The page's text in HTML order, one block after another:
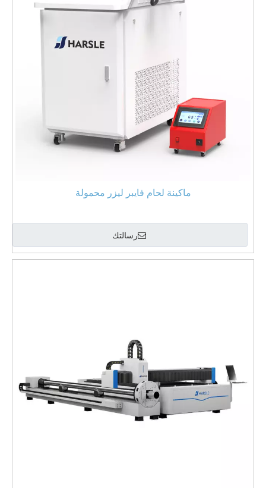
ماكينة لحام فايبر ليزر محمولة
رسالتك